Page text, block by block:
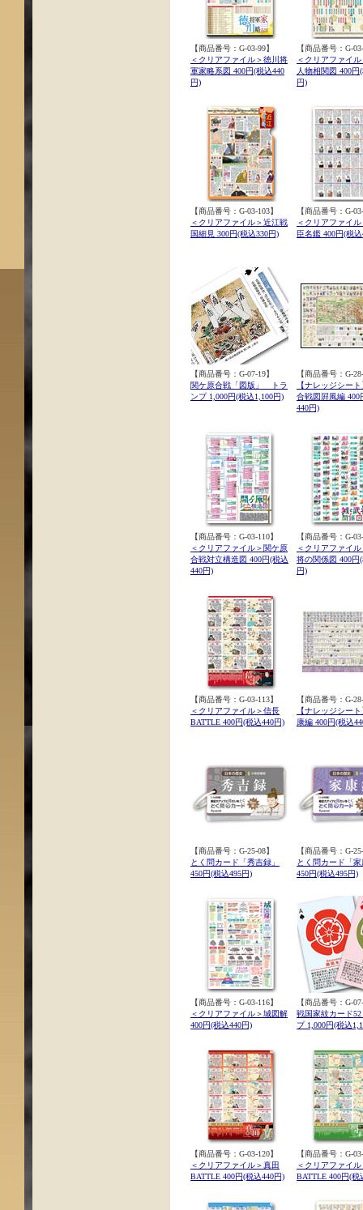
【商品番号：G-03-99】
＜クリアファイル＞徳川将
軍家略系図 400円(税込440
円)
【商品番号：G-
＜クリアファイ
人物相関図 400円
円)
【商品番号：G-03-103】
＜クリアファイル＞近江戦
国細見 300円(税込330円)
【商品番号：G-
＜クリアファイ
臣名鑑 400円(税
【商品番号：G-07-19】
関ケ原合戦「図版」 トラ
ンプ 1,000円(税込1,100円)
【商品番号：G-
【ナレッジシー
合戦図屛風編 400
440円)
【商品番号：G-03-110】
＜クリアファイル＞関ケ原
合戦対立構造図 400円(税込
440円)
【商品番号：G-
＜クリアファイ
将の関係図 400円
円)
【商品番号：G-03-113】
＜クリアファイル＞信長
BATTLE 400円(税込440円)
【商品番号：G-
【ナレッジシー
康編 400円(税込
【商品番号：G-25-08】
とく問カード「秀吉録」
450円(税込495円)
【商品番号：G-
とく問カード「
450円(税込495円)
【商品番号：G-03-116】
＜クリアファイル＞城図解
400円(税込440円)
【商品番号：G-
戦国家紋カード
プ 1,000円(税込
【商品番号：G-03-120】
＜クリアファイル＞真田
BATTLE 400円(税込440円)
【商品番号：G-
＜クリアファイ
BATTLE 400円(税